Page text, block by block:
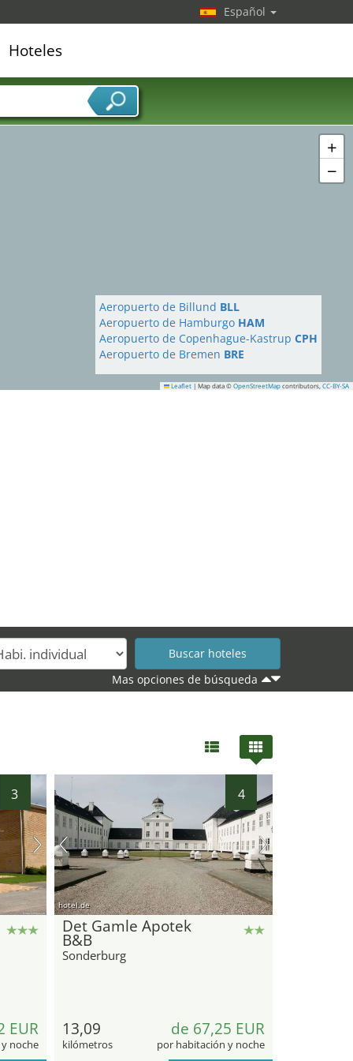
+
−
Leaflet | Map data © OpenStreetMap contributors, CC-BY-SA
Aeropuerto de Billund BLL
Aeropuerto de Hamburgo HAM
Aeropuerto de Copenhague-Kastrup CPH
Aeropuerto de Bremen BRE
Mas opciones de búsqueda
3
EUR
noche
4
hotel.de
Det Gamle Apotek
B&B
Sonderburg
13,09
kilómetros
de 67,25 EUR
por habitación y noche
Español
Hoteles
de servicios